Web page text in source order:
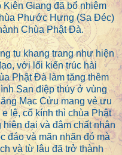
Giang đã bổ nhiệm
Phước Hưng (Sa Đéc)
Chùa Phật Đà.
tu khang trang như hiện
với lối kiến trúc hài
Phật Đà làm tăng thêm
San điệp thúy ở vùng
Mạc Cửu mang vẻ ưu
lệ, cổ kính thì chùa Phật
đại và đậm chất nhân
đáo và mãn nhãn đó mà
và từ lâu đã trở thành